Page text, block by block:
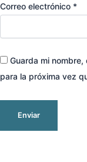
Correo electrónico *
Guarda mi
para la próxima vez